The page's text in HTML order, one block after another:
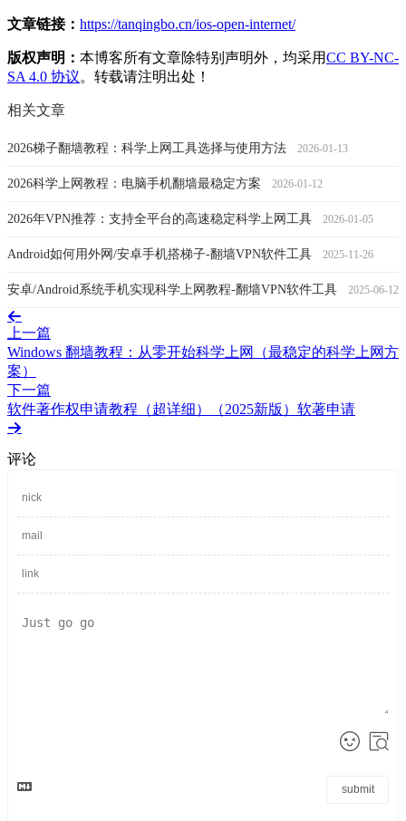
文章链接： https://tanqingbo.cn/ios-open-internet/
版权声明： 本博客所有文章除特别声明外，均采用CC BY-NC-
SA 4.0 协议。转载请注明出处！
相关文章
2026梯子翻墙教程：科学上网工具选择与使用方法 2026-01-13
2026科学上网教程：电脑手机翻墙最稳定方案 2026-01-12
2026年VPN推荐：支持全平台的高速稳定科学上网工具 2026-01-05
Android如何用外网/安卓手机搭梯子-翻墙VPN软件工具 2025-11-26
安卓/Android系统手机实现科学上网教程-翻墙VPN软件工具 2025-06-12
上一篇
Windows 翻墙教程：从零开始科学上网（最稳定的科学上网方
案）
下一篇
软件著作权申请教程（超详细）（2025新版）软著申请
评论
submit